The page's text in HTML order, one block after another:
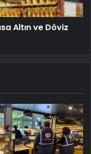
Altın ve Döviz